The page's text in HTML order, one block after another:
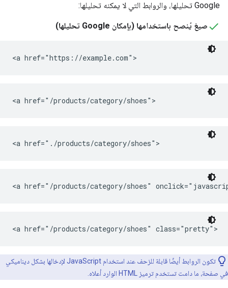
Google تحليلها، والروابط التي لا يمكنه تحليلها:
صيغ يُنصح باستخدامها (بإمكان Google تحليلها)
<a href="https://example.com">
<a href="/products/category/shoes">
<a href="./products/category/shoes">
<a href="/products/category/shoes"
<a href="/products/category/shoes" class="pretty">
تكون الروابط أيضًا قابلة للزحف عند استخدام JavaScript لإدخالها بشكل ديناميكي
في صفحة، ما دامت تستخدم ترميز HTML الوارد أعلاه.